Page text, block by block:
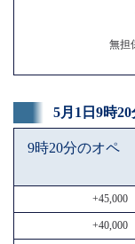
無担
5月1日9時
9時20分のオペ
+45,000
+40,000